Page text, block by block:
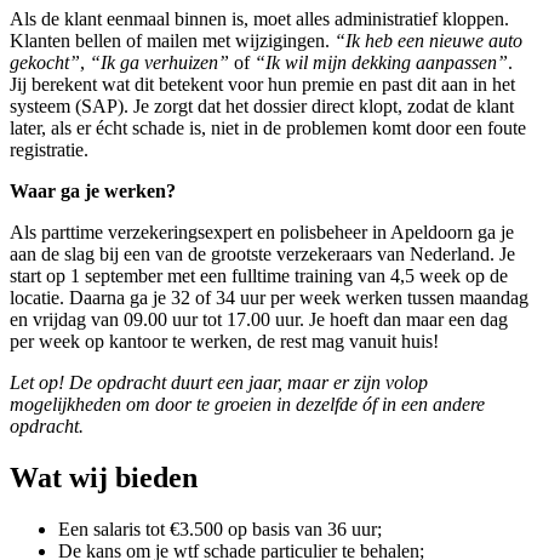
Als de klant eenmaal binnen is, moet alles administratief kloppen.
Klanten bellen of mailen met wijzigingen. “Ik heb een nieuwe auto
gekocht”, “Ik ga verhuizen” of “Ik wil mijn dekking aanpassen”.
Jij berekent wat dit betekent voor hun premie en past dit aan in het
systeem (SAP). Je zorgt dat het dossier direct klopt, zodat de klant
later, als er écht schade is, niet in de problemen komt door een foute
registratie.
Waar ga je werken?
Als parttime verzekeringsexpert en polisbeheer in Apeldoorn ga je
aan de slag bij een van de grootste verzekeraars van Nederland. Je
start op 1 september met een fulltime training van 4,5 week op de
locatie. Daarna ga je 32 of 34 uur per week werken tussen maandag
en vrijdag van 09.00 uur tot 17.00 uur. Je hoeft dan maar een dag
per week op kantoor te werken, de rest mag vanuit huis!
Let op! De opdracht duurt een jaar, maar er zijn volop
mogelijkheden om door te groeien in dezelfde óf in een andere
opdracht.
Wat wij bieden
Een salaris tot €3.500 op basis van 36 uur;
De kans om je wtf schade particulier te behalen;